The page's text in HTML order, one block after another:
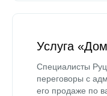
Услуга
Специалисты
переговоры с
его продаже по